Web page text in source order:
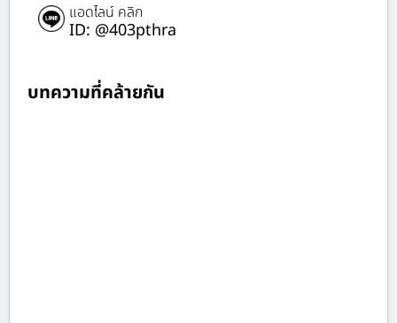
แอดไลน์ คลิก
ID: @403pthra
บทความที่คล้ายกัน